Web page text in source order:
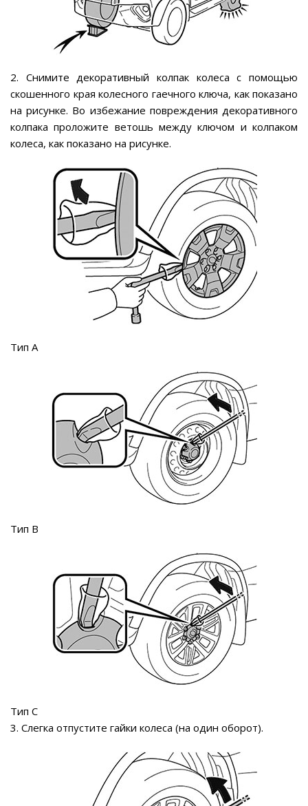
2. Снимите декоративный колпак колеса с помощью
скошенного края колесного гаечного ключа, как показано
на рисунке. Во избежание повреждения декоративного
колпака проложите ветошь между ключом и колпаком
колеса, как показано на рисунке.
Тип А
Тип В
Тип С
3. Слегка отпустите гайки колеса (на один оборот).